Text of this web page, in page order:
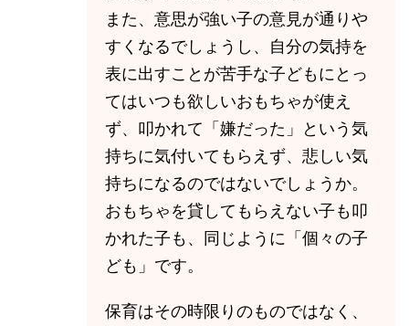
また、意思が強い子の意見が通りや
すくなるでしょうし、自分の気持を
表に出すことが苦手な子どもにとっ
てはいつも欲しいおもちゃが使え
ず、叩かれて「嫌だった」という気
持ちに気付いてもらえず、悲しい気
持ちになるのではないでしょうか。
おもちゃを貸してもらえない子も叩
かれた子も、同じように「個々の子
ども」です。
保育はその時限りのものではなく、